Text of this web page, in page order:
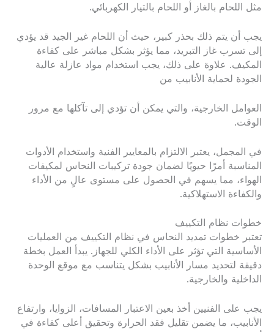
مثل اللحام بالغاز أو اللحام بالتيار الكهربائي.
يجب أن يتم ذلك بحذر كبير، حيث أن اللحام غير الجيد قد يؤدي
إلى تسرب غاز التبريد، مما يؤثر بشكل مباشر على كفاءة
المكيف. علاوة على ذلك، يجب استخدام مواد عازلة عالية
الجودة لحماية الأنابيب من
العوامل الخارجية، والتي يمكن أن تؤدي إلى تآكلها مع مرور
الوقت.
في المجمل، يعتبر الالتزام بالمعايير الفنية واستخدام الأدوات
المناسبة أمرًا حيويًا لضمان جودة تركيبات النحاس لمكيفات
الهواء، مما يسهم في الحصول على مستوى عالٍ من الأداء
والكفاءة الاستهلاكية.
خطوات نظام التكييف
تعتبر خطوات تمديد النحاس في نظام التكييف من العمليات
الأساسية التي تؤثر على الأداء الكلي للجهاز. يبدأ العمل بخطة
دقيقة لتحديد مسار الأنابيب بشكل يتناسب مع موقع الوحدة
الداخلية والخارجية.
يجب على الفنيين أخذ بعين الاعتبار المسافات، الزوايا، وارتفاع
الأنابيب، ما يضمن تقليل فقد الحرارة وتحقيق أعلى كفاءة في